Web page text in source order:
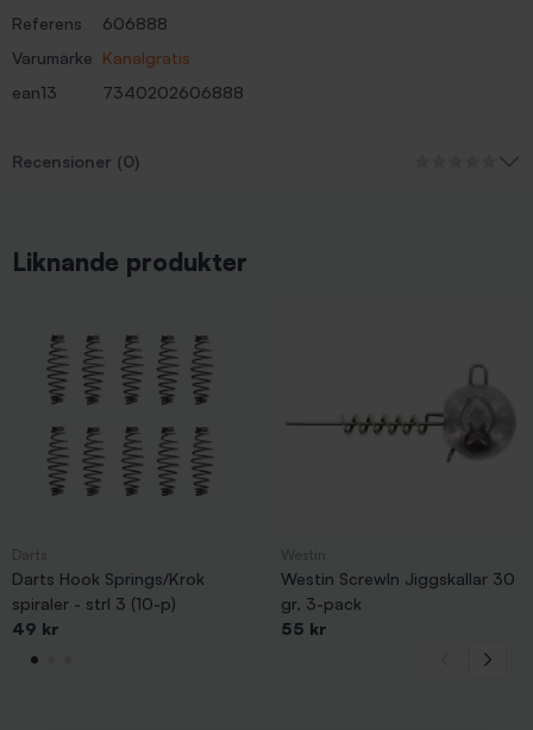
Referens
606888
Varumärke Kanalgratis
ean13
7340202606888
Recensioner (0)
Liknande produkter
Darts Hook Springs/Krok
spiraler - strl 3 (10-p)
49 kr
Westin ScrewIn Jiggskallar 30
gr, 3-pack
55 kr